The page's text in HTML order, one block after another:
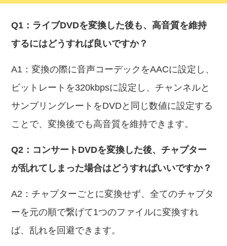
Q1：ライブDVDを変換した後も、高音質を維持
するにはどうすれば良いですか？
A1：変換の際に音声コーデックをAACに設定し、
ビットレートを320kbpsに設定し、チャンネルと
サンプリングレートをDVDと同じ数値に設定する
ことで、変換後でも高音質を維持できます。
Q2：コンサートDVDを変換した後、チャプター
が乱れてしまった場合はどうすればいいですか？
A2：チャプターごとに変換せず、全てのチャプタ
ーを元の順で繋げて1つのファイルに変換すれ
ば、乱れを回避できます。